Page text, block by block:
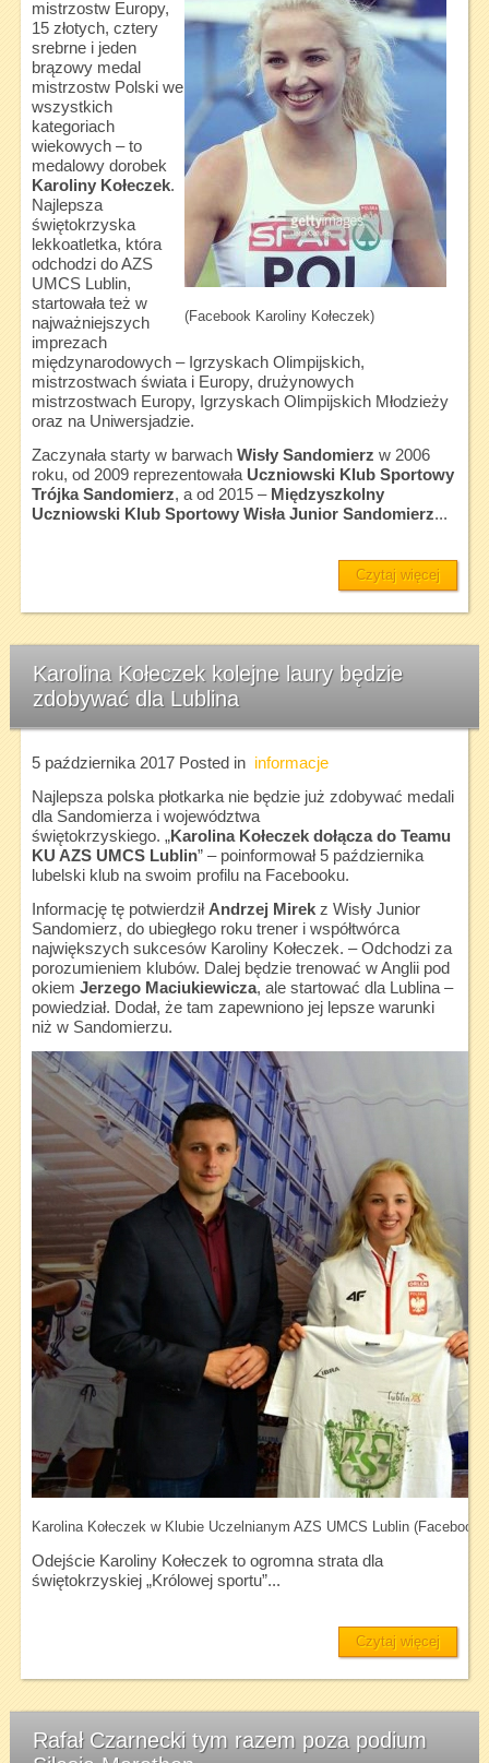
(Facebook Karoliny Kołeczek)
mistrzostw Europy,
15 złotych, cztery
srebrne i jeden
brązowy medal
mistrzostw Polski we
wszystkich
kategoriach
wiekowych – to
medalowy dorobek
Karoliny Kołeczek.
Najlepsza
świętokrzyska
lekkoatletka, która
odchodzi do AZS
UMCS Lublin,
startowała też w
najważniejszych
imprezach
międzynarodowych – Igrzyskach Olimpijskich,
mistrzostwach świata i Europy, drużynowych
mistrzostwach Europy, Igrzyskach Olimpijskich Młodzieży
oraz na Uniwersjadzie.
Zaczynała starty w barwach Wisły Sandomierz w 2006
roku, od 2009 reprezentowała Uczniowski Klub Sportowy
Trójka Sandomierz, a od 2015 – Międzyszkolny
Uczniowski Klub Sportowy Wisła Junior Sandomierz...
Czytaj więcej
Karolina Kołeczek kolejne laury będzie
zdobywać dla Lublina
5 października 2017Posted in informacje
Najlepsza polska płotkarka nie będzie już zdobywać medali
dla Sandomierza i województwa
świętokrzyskiego. „Karolina Kołeczek dołącza do Teamu
KU AZS UMCS Lublin” – poinformował 5 października
lubelski klub na swoim profilu na Facebooku.
Informację tę potwierdził Andrzej Mirekz Wisły Junior
Sandomierz, do ubiegłego roku trener i współtwórca
największych sukcesów Karoliny Kołeczek. – Odchodzi za
porozumieniem klubów. Dalej będzie trenować w Anglii pod
okiem Jerzego Maciukiewicza, ale startować dla Lublina –
powiedział. Dodał, że tam zapewniono jej lepsze warunki
niż w Sandomierzu.
Karolina Kołeczek w Klubie Uczelnianym AZS UMCS Lublin (Facebook
Odejście Karoliny Kołeczek to ogromna strata dla
świętokrzyskiej „Królowej sportu”...
Czytaj więcej
Rafał Czarnecki tym razem poza podium